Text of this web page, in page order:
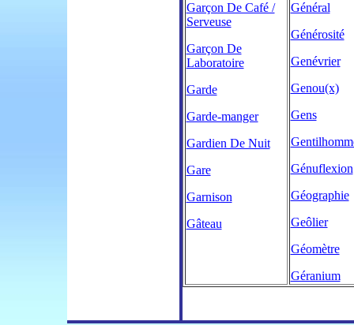
Garçon De Café /
Serveuse
Garçon De
Laboratoire
Garde
Garde-manger
Gardien De Nuit
Gare
Garnison
Gâteau
Général
Générosité
Genévrier
Genou(x)
Gens
Génuflexion
Géographie
Geôlier
Géomètre
Géranium